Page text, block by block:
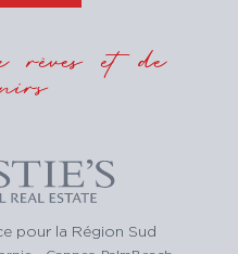
rêves et de
pour la Région Sud